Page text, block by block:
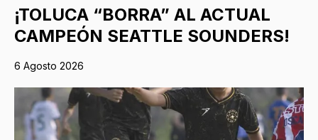
¡TOLUCA “BORRA” AL ACTUAL
CAMPEÓN SEATTLE SOUNDERS!
6 Agosto 2026